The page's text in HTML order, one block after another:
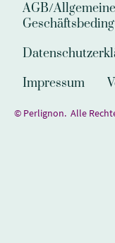
AGB/Allgemeine
Impressum
© Perlignon. Alle